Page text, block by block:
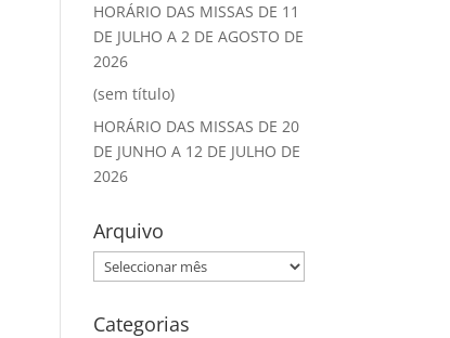
HORÁRIO DAS MISSAS DE 11
DE JULHO A 2 DE AGOSTO DE
2026
(sem título)
HORÁRIO DAS MISSAS DE 20
DE JUNHO A 12 DE JULHO DE
2026
Arquivo
Arquivo
Categorias